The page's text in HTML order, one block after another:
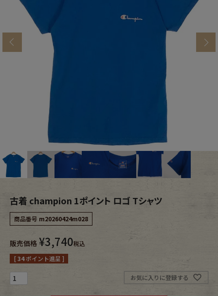
店舗紹介
ブランドから探す
年代から探す
Outer
Bottoms Fafatt
レディース商品カテゴリーから探す
Tops
Outer
Kidswear
古着 champion 1ポイント ロゴ Tシャツ
商品番号 m20260424m028
販売価格 ¥3,740税込
[34ポイント進呈 ]
お気に入りに登録する